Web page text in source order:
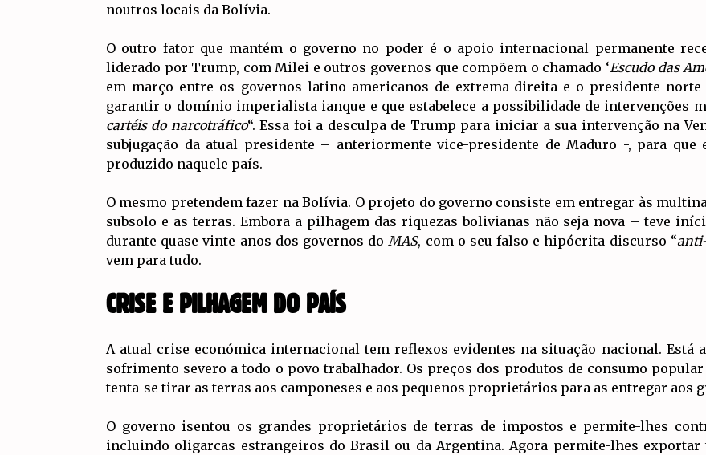
noutros locais da Bolívia.
O outro fator que mantém o governo no poder é o apoio internacional permanente
liderado por Trump, com Milei e outros governos que compõem o chamado ‘Escudo das
em março entre os governos latino-americanos de extrema-direita e o presidente
garantir o domínio imperialista ianque e que estabelece a possibilidade de intervenções
cartéis do narcotráfico“. Essa foi a desculpa de Trump para iniciar a sua intervenção na
subjugação da atual presidente – anteriormente vice-presidente de Maduro -, para que
produzido naquele país.
O mesmo pretendem fazer na Bolívia. O projeto do governo consiste em entregar às
subsolo e as terras. Embora a pilhagem das riquezas bolivianas não seja nova – teve
durante quase vinte anos dos governos doMAS, com o seu falso e hipócrita discurso “
vem para tudo.
CRISE E PILHAGEM DO PAÍS
A atual crise económica internacional tem reflexos evidentes na situação nacional. Está
sofrimento severo a todo o povo trabalhador. Os preços dos produtos de consumo
tenta-se tirar as terras aos camponeses e aos pequenos proprietários para as entregar aos
O governo isentou os grandes proprietários de terras de impostos e permite-lhes
incluindo oligarcas estrangeiros do Brasil ou da Argentina. Agora permite-lhes exportar